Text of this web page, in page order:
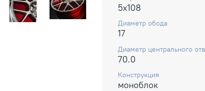
5x108
Диаметр обода
17
Диаметр центрального
70.0
Конструкция
моноблок